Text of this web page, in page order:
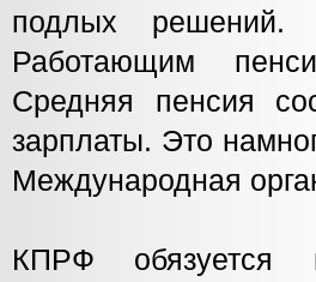
подлых
Работающим
Средняя пенсия
зарплаты. Это
Международная
КПРФ обязуется